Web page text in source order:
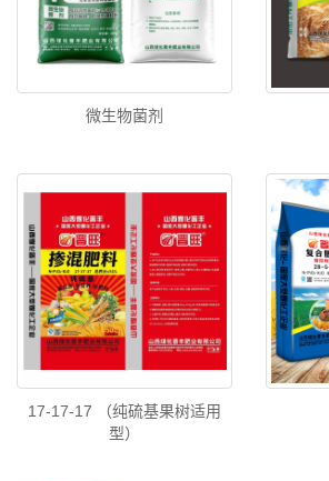
微生物菌剂
17-17-17 （纯硫基果树适用
型）